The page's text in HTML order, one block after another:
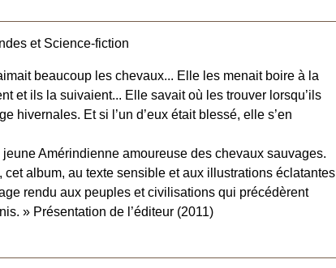
et Science-fiction
beaucoup les chevaux... Elle les menait boire à la
et ils la suivaient... Elle savait où les trouver lorsqu’ils
hivernales. Et si l’un d’eux était blessé, elle s’en
jeune Amérindienne amoureuse des chevaux sauvages.
cet album, au texte sensible et aux illustrations éclatantes
rendu aux peuples et civilisations qui précédèrent
» Présentation de l’éditeur (2011)